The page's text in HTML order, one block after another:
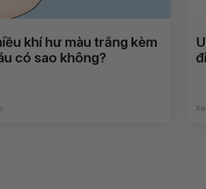
khí hư màu trắng kèm
có sao không?